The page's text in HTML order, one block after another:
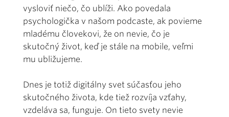
vysloviť niečo, čo ublíži. Ako povedala
psychologička v našom podcaste, ak povieme
mladému človekovi, že on nevie, čo je
skutočný život, keď je stále na mobile, veľmi
mu ubližujeme.
Dnes je totiž digitálny svet súčasťou jeho
skutočného života, kde tiež rozvíja vzťahy,
vzdeláva sa, funguje. On tieto svety nevie